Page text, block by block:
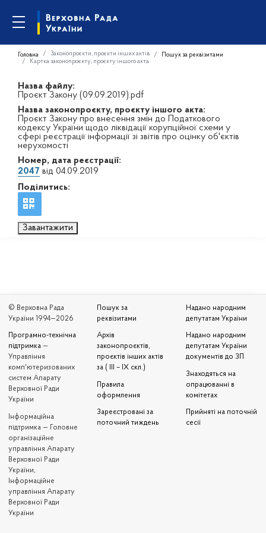
Головна Законопроєкти, проєкти інших актів
Пошук за реквізитами
Картка законопроєкту, проєкту іншого акта
Назва файлу:
Проєкт Закону (09.09.2019).pdf
Назва законопроєкту, проєкту іншого акта:
Проєкт Закону про внесення змін до Податкового
кодексу України щодо ліквідації корупційної схеми у
сфері реєстрації інформації зі звітів про оцінку об'єктів
нерухомості
Номер, дата реєстрації:
2047 від 04.09.2019
Поділитись:
Завантажити
© Верховна Рада
України 1994—2026
Програмно-технічна
підтримка —
Управління
комп'ютеризованих
систем Апарату
Верховної Ради
України
Iнформаційна
підтримка — Головне
організаційне
управління Апарату
Верховної Ради
України,
Інформаційне
управління Апарату
Верховної Ради
України
Пошук за
реквізитами
Архів
законопроєктів,
проєктів інших актів
за ( III – IX скл.)
Правила
оформлення
Зареєстровані за
поточний тиждень
Надано народним
депутатам України
Надано народним
депутатам України
документів до ЗП
Знаходяться на
опрацюванні в
комітетах
Прийняті на поточній
сесії